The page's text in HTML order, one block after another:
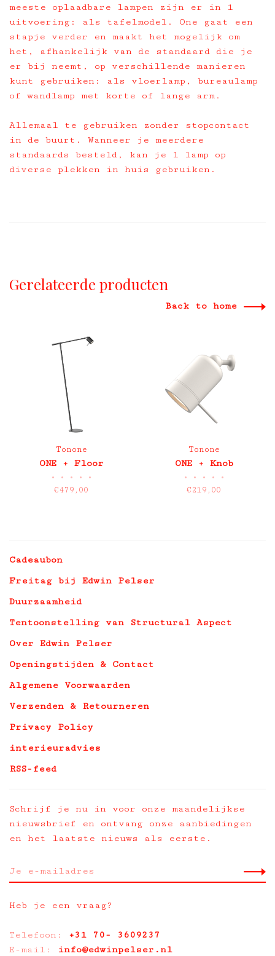
meeste oplaadbare lampen zijn er in 1
uitvoering: als tafelmodel. One gaat een
stapje verder en maakt het mogelijk om
het, afhankelijk van de standaard die je
er bij neemt, op verschillende manieren
kunt gebruiken: als vloerlamp, bureaulamp
of wandlamp met korte of lange arm.
Allemaal te gebruiken zonder stopcontact
in de buurt. Wanneer je meerdere
standaards besteld, kan je 1 lamp op
diverse plekken in huis gebruiken.
Gerelateerde producten
Back to home
Tonone
ONE + Floor
• • • • •
€479,00
Tonone
ONE + Knob
• • • • •
€219,00
Cadeaubon
Freitag bij Edwin Pelser
Duurzaamheid
Tentoonstelling van Structural Aspect
Over Edwin Pelser
Openingstijden & Contact
Algemene Voorwaarden
Verzenden & Retourneren
Privacy Policy
interieuradvies
RSS-feed
Schrijf je nu in voor onze maandelijkse
nieuwsbrief en ontvang onze aanbiedingen
en het laatste nieuws als eerste.
Heb je een vraag?
Telefoon: +31 70- 3609237
E-mail:
info@edwinpelser.nl